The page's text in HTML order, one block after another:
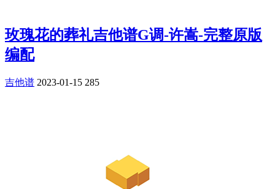
玫瑰花的葬礼吉他谱G调-许嵩-完整原版
编配
吉他谱 2023-01-15 285